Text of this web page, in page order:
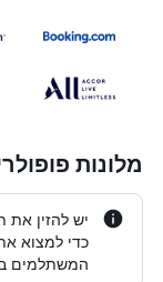
מלונות
יש להזין את
כדי למצוא
המשתלמים